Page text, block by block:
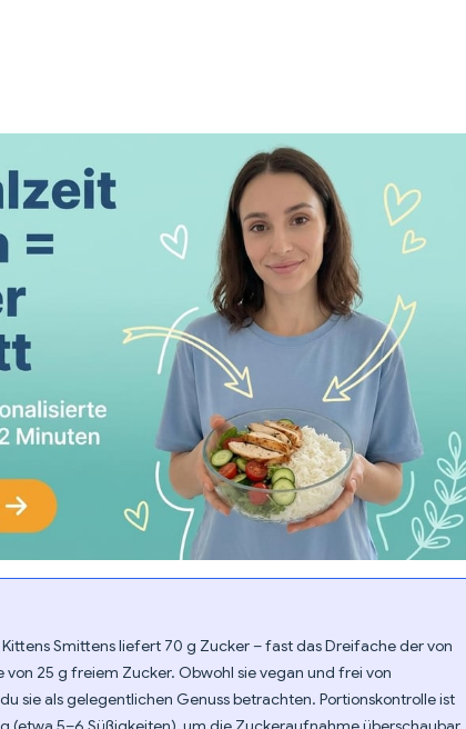
Smittens liefert 70 g Zucker – fast das Dreifache der von
25 g freiem Zucker. Obwohl sie vegan und frei von
sie als gelegentlichen Genuss betrachten. Portionskontrolle ist